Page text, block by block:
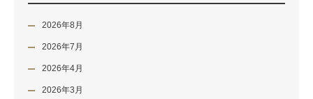
2026年8月
2026年7月
2026年4月
2026年3月